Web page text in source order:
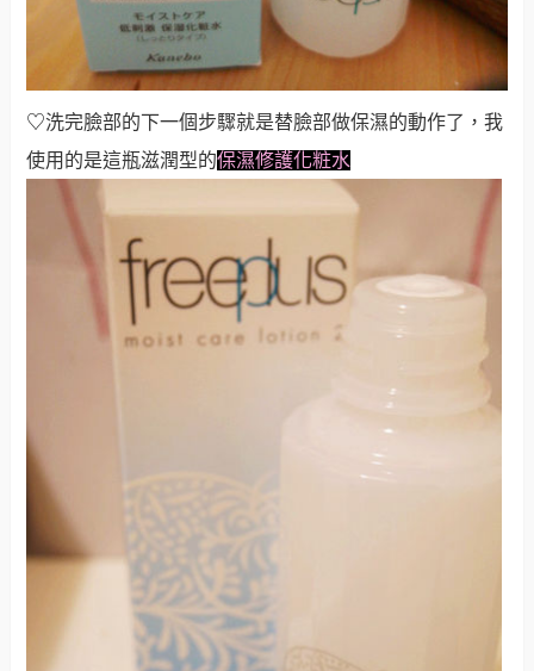
♡洗完臉部的下一個步驟就是替臉部做保濕的動作了，我
使用的是這瓶滋潤型的保濕修護化粧水